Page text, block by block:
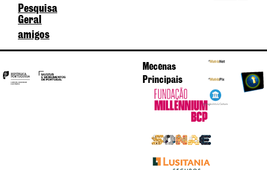
Pesquisa
Geral
amigos
Mecenas
Principais